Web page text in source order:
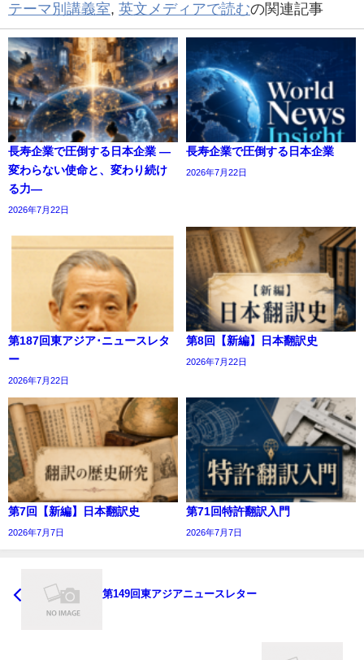
テーマ別講義室 英文メディアで読むの関連記事
長寿企業で圧倒する日本企業 ―
変わらない使命と、変わり続け
る力―
2026年7月22日
長寿企業で圧倒する日本企業
2026年7月22日
第187回東アジア･ニュースレタ
ー
2026年7月22日
第8回【新編】日本翻訳史
2026年7月22日
第7回【新編】日本翻訳史
2026年7月7日
第71回特許翻訳入門
2026年7月7日
第149回東アジアニュースレター